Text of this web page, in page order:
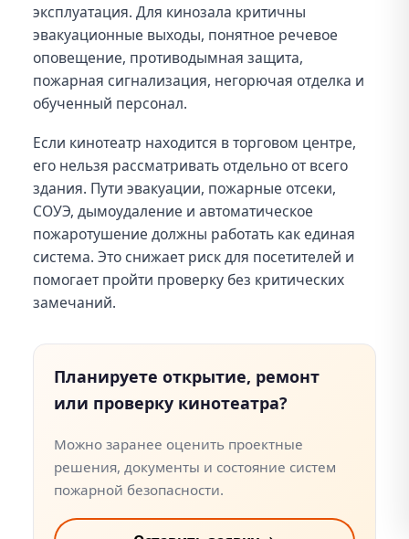
эксплуатация. Для кинозала критичны
эвакуационные выходы, понятное речевое
оповещение, противодымная защита,
пожарная сигнализация, негорючая отделка и
обученный персонал.
Если кинотеатр находится в торговом центре,
его нельзя рассматривать отдельно от всего
здания. Пути эвакуации, пожарные отсеки,
СОУЭ, дымоудаление и автоматическое
пожаротушение должны работать как единая
система. Это снижает риск для посетителей и
помогает пройти проверку без критических
замечаний.
Планируете открытие, ремонт
или проверку кинотеатра?
Можно заранее оценить проектные
решения, документы и состояние систем
пожарной безопасности.